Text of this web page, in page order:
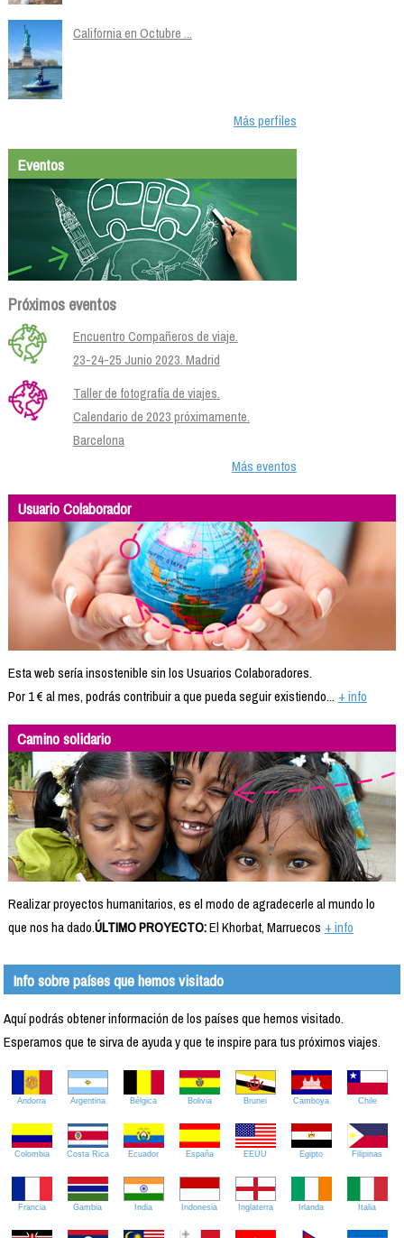
California en Octubre ...
Más perfiles
Eventos
Próximos eventos
Encuentro Compañeros de viaje.
23-24-25 Junio 2023. Madrid
Taller de fotografía de viajes.
Calendario de 2023 próximamente.
Barcelona
Más eventos
Usuario Colaborador
Esta web sería insostenible sin los Usuarios Colaboradores.
Por 1 € al mes, podrás contribuir a que pueda seguir existiendo... + info
Camino solidario
Realizar proyectos humanitarios, es el modo de agradecerle al mundo lo
que nos ha dado.ÚLTIMO PROYECTO:El Khorbat, Marruecos + info
Info sobre países que hemos visitado
Aquí podrás obtener información de los países que hemos visitado.
Esperamos que te sirva de ayuda y que te inspire para tus próximos viajes.
Andorra Argentina Bélgica Bolivia Brunei Camboya Chile
Colombia Costa Rica Ecuador España EEUU Egipto Filipinas
Francia Gambia India Indonesia Inglaterra Irlanda Italia